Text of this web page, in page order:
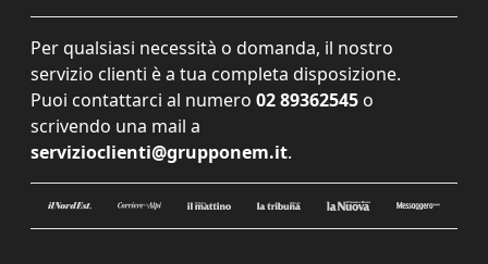
Per qualsiasi necessità o domanda, il nostro
servizio clienti è a tua completa disposizione.
Puoi contattarci al numero 02 89362545 o
scrivendo una mail a
servizioclienti@grupponem.it.